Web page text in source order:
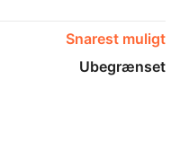
Snarest muligt
Ubegrænset